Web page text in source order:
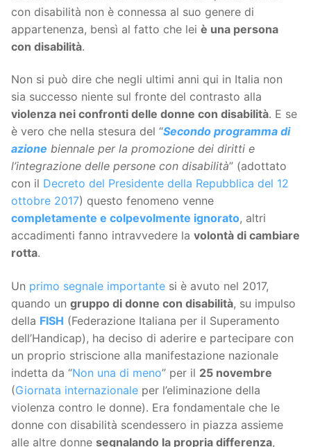
con disabilità non è connessa al suo genere di
appartenenza, bensì al fatto che lei è una persona
con disabilità.
Non si può dire che negli ultimi anni qui in Italia non
sia successo niente sul fronte del contrasto alla
violenza nei confronti delle donne con disabilità. E se
è vero che nella stesura del “Secondo programma di
azione biennale per la promozione dei diritti e
l’integrazione delle persone con disabilità” (adottato
con il Decreto del Presidente della Repubblica del 12
ottobre 2017) questo fenomeno venne
completamente e colpevolmente ignorato, altri
accadimenti fanno intravvedere la volontà di cambiare
rotta.
Un primo segnale importante si è avuto nel 2017,
quando un gruppo di donne con disabilità, su impulso
della FISH (Federazione Italiana per il Superamento
dell’Handicap), ha deciso di aderire e partecipare con
un proprio striscione alla manifestazione nazionale
indetta da “Non una di meno” per il 25 novembre
(Giornata internazionale per l’eliminazione della
violenza contro le donne). Era fondamentale che le
donne con disabilità scendessero in piazza assieme
alle altre donne segnalando la propria differenza,